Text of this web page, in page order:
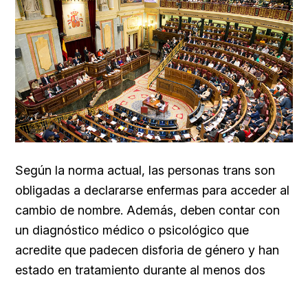
Según la norma actual, las personas trans son
obligadas a declararse enfermas para acceder al
cambio de nombre. Además, deben contar con
un diagnóstico médico o psicológico que
acredite que padecen disforia de género y han
estado en tratamiento durante al menos dos